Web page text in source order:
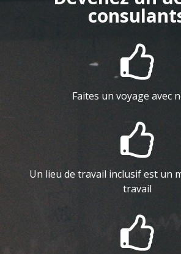

Faites un voyage avec

Un lieu de travail inclusif est un
travail
